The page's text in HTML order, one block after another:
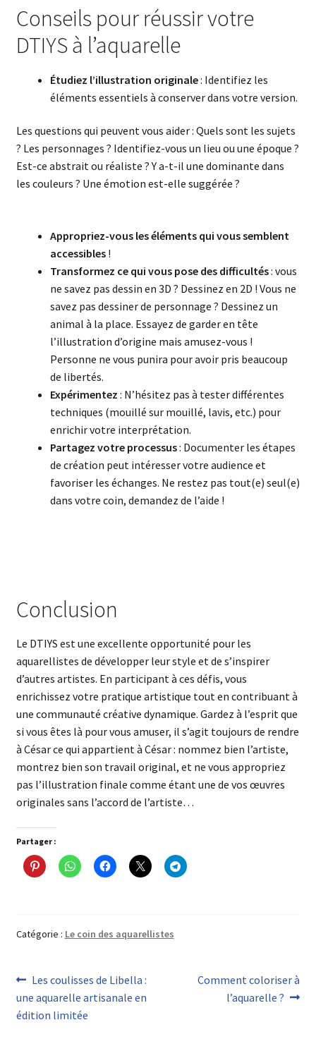
Conseils pour réussir votre
DTIYS à l’aquarelle
Étudiez l’illustration originale: Identifiez les
éléments essentiels à conserver dans votre version.
Les questions qui peuvent vous aider : Quels sont les sujets
? Les personnages ? Identifiez-vous un lieu ou une époque ?
Est-ce abstrait ou réaliste ? Y a-t-il une dominante dans
les couleurs ? Une émotion est-elle suggérée ?
Appropriez-vous les éléments qui vous semblent
accessibles!
Transformez ce qui vous pose des difficultés: vous
ne savez pas dessin en 3D ? Dessinez en 2D ! Vous ne
savez pas dessiner de personnage ? Dessinez un
animal à la place. Essayez de garder en tête
l’illustration d’origine mais amusez-vous !
Personne ne vous punira pour avoir pris beaucoup
de libertés.
Expérimentez : N’hésitez pas à tester différentes
techniques (mouillé sur mouillé, lavis, etc.) pour
enrichir votre interprétation.
Partagez votre processus: Documenter les étapes
de création peut intéresser votre audience et
favoriser les échanges. Ne restez pas tout(e) seul(e)
dans votre coin, demandez de l’aide !
Conclusion
Le DTIYS est une excellente opportunité pour les
aquarellistes de développer leur style et de s’inspirer
d’autres artistes. En participant à ces défis, vous
enrichissez votre pratique artistique tout en contribuant à
une communauté créative dynamique. Gardez à l’esprit que
si vous êtes là pour vous amuser, il s’agit toujours de rendre
à César ce qui appartient à César : nommez bien l’artiste,
montrez bien son travail original, et ne vous appropriez
pas l’illustration finale comme étant une de vos œuvres
originales sans l’accord de l’artiste…
Partager :
Catégorie : Le coin des aquarellistes
Les coulisses de Libella :
une aquarelle artisanale en
édition limitée
Comment coloriser à
l’aquarelle ?